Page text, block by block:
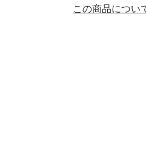
この商品につい